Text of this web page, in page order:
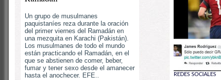
Un grupo de musulmanes
paquistaníes reza durante la oración
del primer viernes del Ramadán en
una mezquita en Karachi (Pakistán).
Los musulmanes de todo el mundo
están practicando el Ramadán, en el
que se abstienen de comer, beber,
fumar y tener sexo desde el amanecer
hasta el anochecer. EFE..
REDES SOCIALES